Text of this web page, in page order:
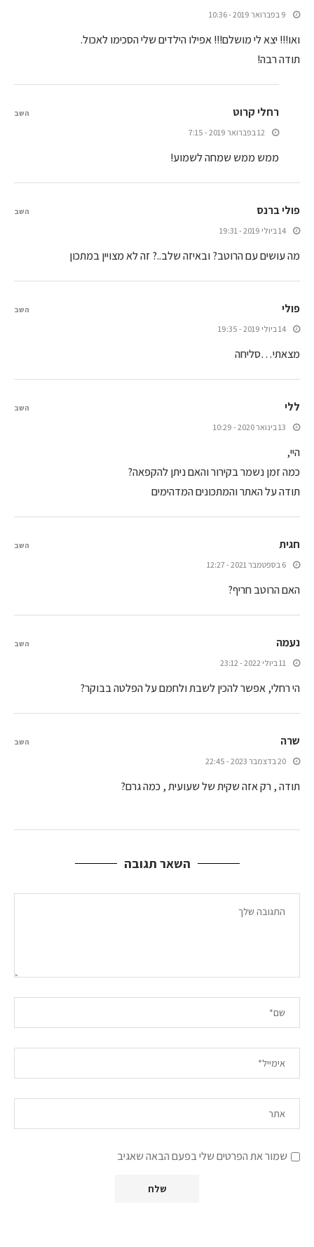
9 בפברואר 2019 - 10:36
ואו!!! יצא לי מושלם!!! אפילו הילדים שלי הסכימו לאכול.
תודה רבה!
רחלי קרוט
12 בפברואר 2019 - 7:15
ממש ממש שמחה לשמוע!
השב
פולי ברנס
14 ביולי 2019 - 19:31
מה עושים עם הרוטב? ובאיזה שלב..? זה לא מצויין במתכון
השב
פולי
14 ביולי 2019 - 19:35
מצאתי…סליחה
השב
ללי
13 בינואר 2020 - 10:29
היי,
כמה זמן נשמר בקירור והאם ניתן להקפאה?
תודה על האתר והמתכונים המדהימים
השב
חגית
6 בספטמבר 2021 - 12:27
האם הרוטב חריף?
השב
נעמה
11 ביולי 2022 - 23:12
הי רחלי, אפשר להכין לשבת ולחמם על הפלטה בבוקר?
השב
שרה
20 בדצמבר 2023 - 22:45
תודה , רק אזה שקית של שעועית , כמה גרם?
השב
השאר תגובה
שמור את הפרטים שלי בפעם הבאה שאגיב